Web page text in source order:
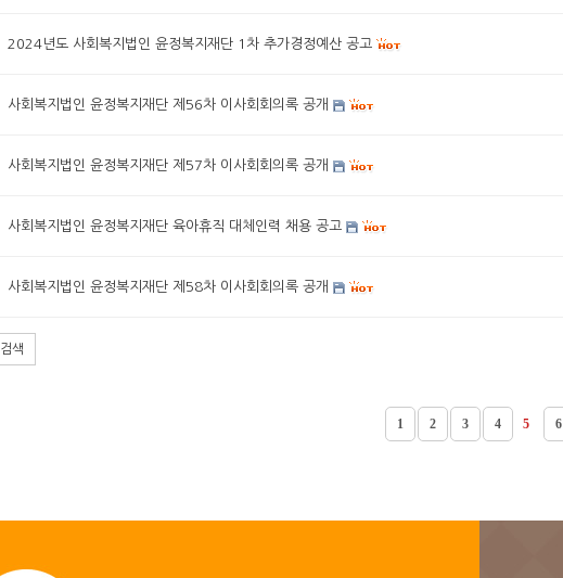
2024년도 사회복지법인 윤정복지재단 1차 추가경정예산 공고
사회복지법인 윤정복지재단 제56차 이사회회의록 공개
사회복지법인 윤정복지재단 제57차 이사회회의록 공개
사회복지법인 윤정복지재단 육아휴직 대체인력 채용 공고
사회복지법인 윤정복지재단 제58차 이사회회의록 공개
검색
1 2 3 4 5 6